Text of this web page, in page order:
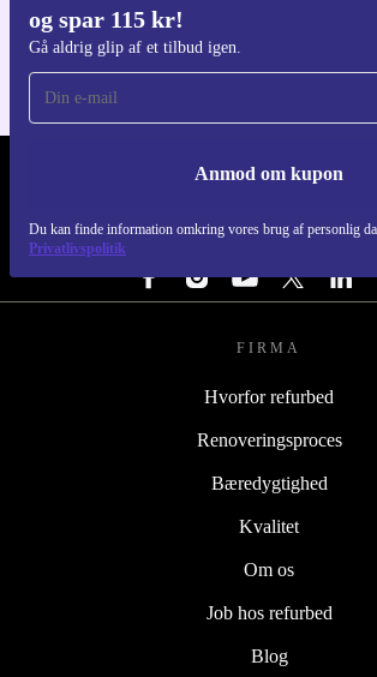
og spar 115 kr!
Gå aldrig glip af et tilbud igen.
Anmod om kupon
Du kan finde information omkring vores brug af personlig
Privatlivspolitik
REFURBED DANMARK -
FØLG OS
FIRMA
Hvorfor refurbed
Renoveringsproces
Bæredygtighed
Kvalitet
Om os
Job hos refurbed
Blog